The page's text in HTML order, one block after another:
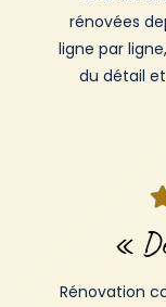
rénovées
ligne par
du détail
«
Rénovation